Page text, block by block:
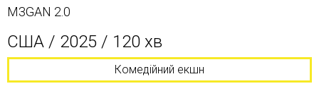
M3GAN 2.0
США / 2025 / 120 хв
Комедійний екшн